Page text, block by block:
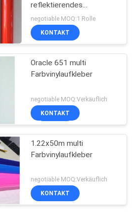
reflektierendes
Vinylbedeckende
Aufkleber
negotiable MOQ:1 Rolle
KONTAKT
Oracle 651 multi
Farbvinylaufkleber
negotiable MOQ:Verkäuflich
KONTAKT
1.22x50m multi
Farbvinylaufkleber
negotiable MOQ:Verkäuflich
KONTAKT